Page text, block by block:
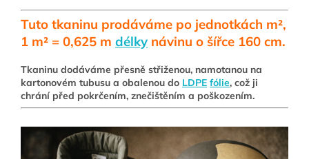
Tuto tkaninu prodáváme po jednotkách m²,
1 m² = 0,625 m délky návinu o šířce 160 cm.
Tkaninu dodáváme přesně střiženou, namotanou na
kartonovém tubusu a obalenou do LDPE fólie, což ji
chrání před pokrčením, znečištěním a poškozením.